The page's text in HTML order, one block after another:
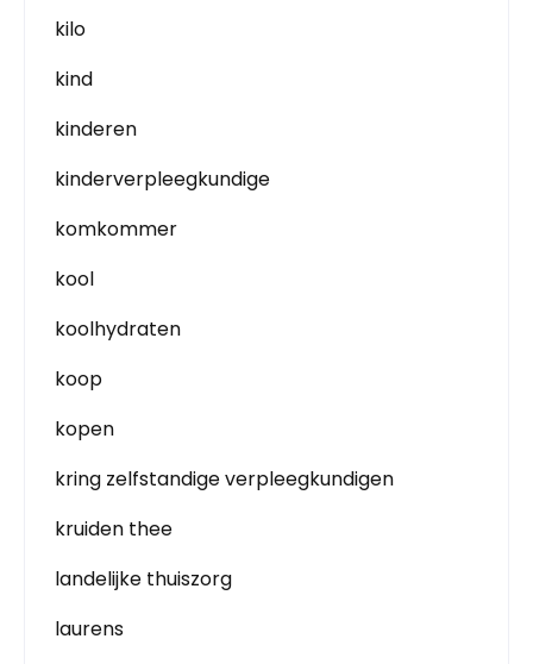
kilo
kind
kinderen
kinderverpleegkundige
komkommer
kool
koolhydraten
koop
kopen
kring zelfstandige verpleegkundigen
kruiden thee
landelijke thuiszorg
laurens